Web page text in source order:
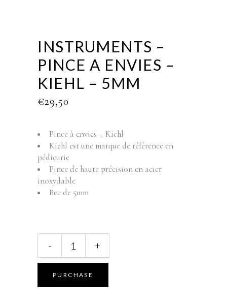
INSTRUMENTS –
PINCE A ENVIES –
KIEHL – 5MM
€29,50
Pince à envies – Kiehl
Kiehl est une marque de référence en
pédicurie
Pince de haute précision en acier
inoxydable
Bec de 5mm
PINCE
ENVIES
- +
PURCHASE